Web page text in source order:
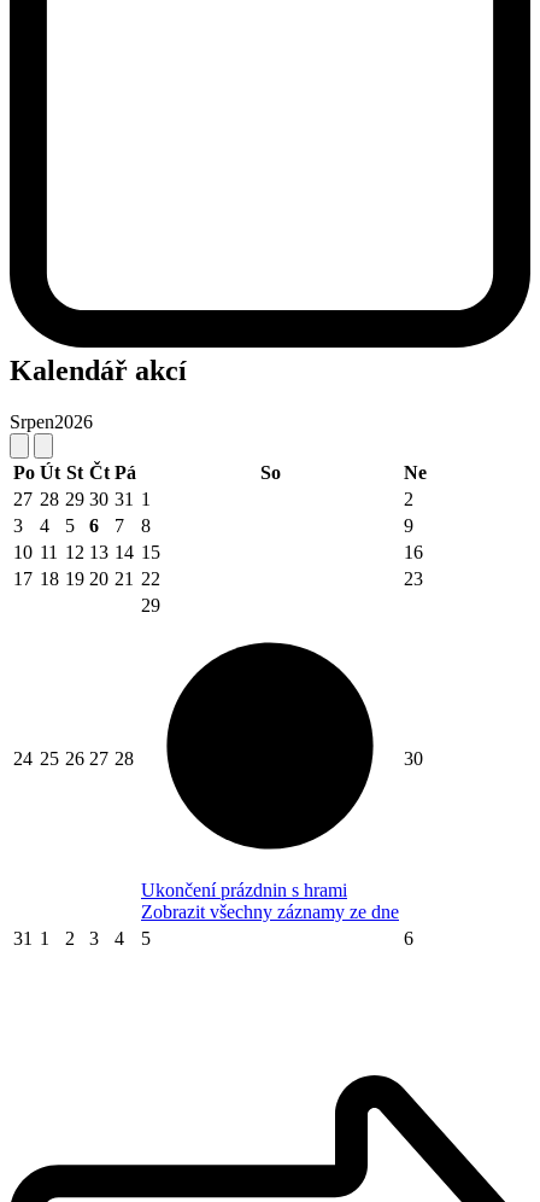
Kalendář akcí
Srpen2026
Po Út St Čt Pá So
Ne
27 28 29 30 31 1
2
3
4 5 6 7 8
9
10 11 12 13 14 15
16
17 18 19 20 21 22 23
24 25 26 27 28
29
Ukončení prázdnin s hrami
Zobrazit všechny záznamy ze dne
30
31 1 2 3 4 5 6